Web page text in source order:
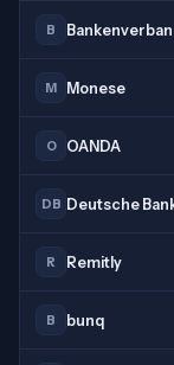
B
M Monese
O OANDA
DB Deutsche
R Remitly
B bunq